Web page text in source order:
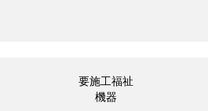
要施工福祉
機器